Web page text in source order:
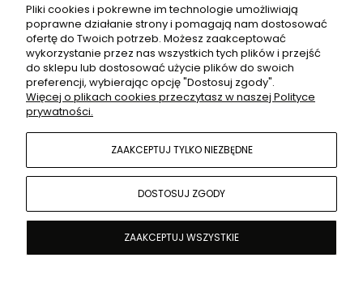
O NAS
PŁATNOŚCI I DOSTAWA
MOJE KONTO
Pliki cookies i pokrewne im technologie umożliwiają
poprawne działanie strony i pomagają nam dostosować
ofertę do Twoich potrzeb. Możesz zaakceptować
wykorzystanie przez nas wszystkich tych plików i przejść
do sklepu lub dostosować użycie plików do swoich
preferencji, wybierając opcję "Dostosuj zgody".
Więcej o plikach cookies przeczytasz w naszej Polityce
prywatności.
ZAAKCEPTUJ TYLKO NIEZBĘDNE
DOSTOSUJ ZGODY
ZAAKCEPTUJ WSZYSTKIE